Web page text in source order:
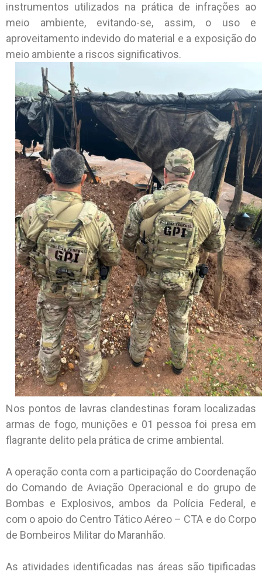
instrumentos utilizados na prática de infrações ao
meio ambiente, evitando-se, assim, o uso e
aproveitamento indevido do material e a exposição do
meio ambiente a riscos significativos.
Nos pontos de lavras clandestinas foram localizadas
armas de fogo, munições e 01 pessoa foi presa em
flagrante delito pela prática de crime ambiental.
A operação conta com a participação do Coordenação
do Comando de Aviação Operacional e do grupo de
Bombas e Explosivos, ambos da Polícia Federal, e
com o apoio do Centro Tático Aéreo – CTA e do Corpo
de Bombeiros Militar do Maranhão.
As atividades identificadas nas áreas são tipificadas